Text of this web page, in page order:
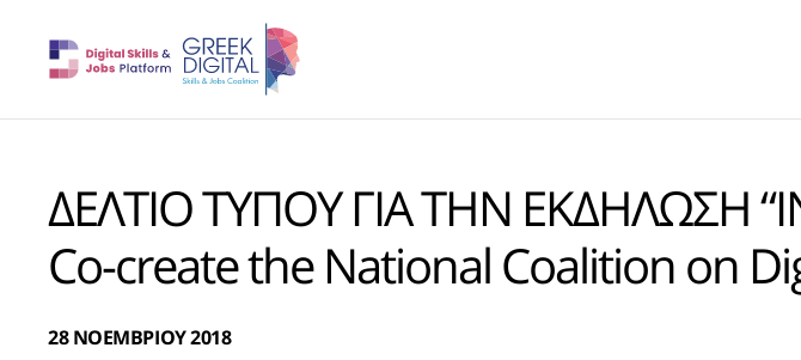
ΔΕΛΤΙΟ ΤΥΠΟΥ ΓΙΑ ΤΗΝ ΕΚΔΗΛΩΣΗ
Co-create the National Coalition on
28 ΝΟΕΜΒΡΙΟΥ 2018